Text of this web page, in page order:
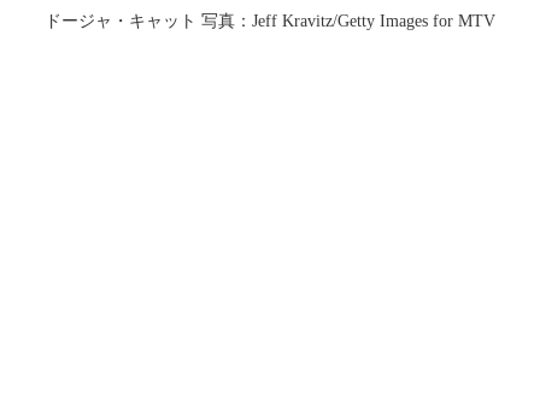
ドージャ・キャット 写真：Jeff Kravitz/Getty Images for MTV